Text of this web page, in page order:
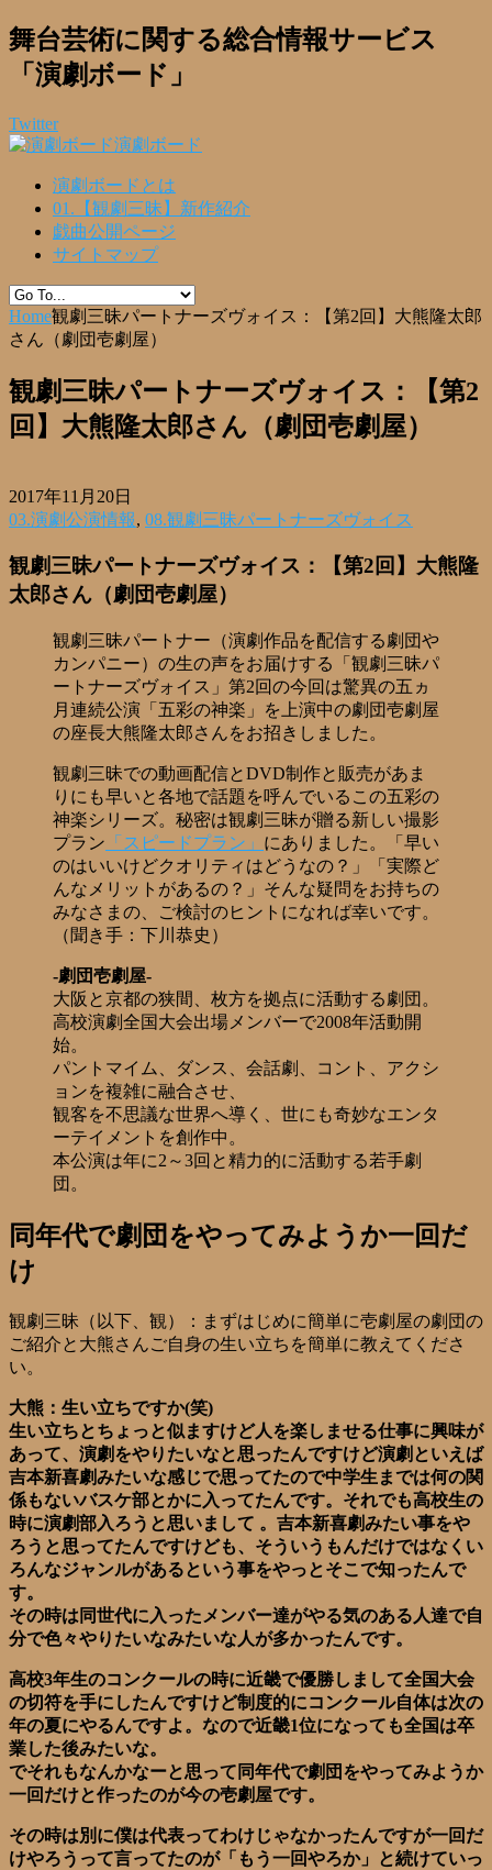
舞台芸術に関する総合情報サービス
「演劇ボード」
Twitter
演劇ボード
演劇ボードとは
01.【観劇三昧】新作紹介
戯曲公開ページ
サイトマップ
Home観劇三昧パートナーズヴォイス：【第2回】大熊隆太郎
さん（劇団壱劇屋）
観劇三昧パートナーズヴォイス：【第2
回】大熊隆太郎さん（劇団壱劇屋）
2017年11月20日
03.演劇公演情報, 08.観劇三昧パートナーズヴォイス
観劇三昧パートナーズヴォイス：【第2回】大熊隆
太郎さん（劇団壱劇屋）
観劇三昧パートナー（演劇作品を配信する劇団や
カンパニー）の生の声をお届けする「観劇三昧パ
ートナーズヴォイス」第2回の今回は驚異の五ヵ
月連続公演「五彩の神楽」を上演中の劇団壱劇屋
の座長大熊隆太郎さんをお招きしました。
観劇三昧での動画配信とDVD制作と販売があま
りにも早いと各地で話題を呼んでいるこの五彩の
神楽シリーズ。秘密は観劇三昧が贈る新しい撮影
プラン 「スピードプラン」 にありました。「早い
のはいいけどクオリティはどうなの？」「実際ど
んなメリットがあるの？」そんな疑問をお持ちの
みなさまの、ご検討のヒントになれば幸いです。
（聞き手：下川恭史）
-劇団壱劇屋-
大阪と京都の狭間、枚方を拠点に活動する劇団。
高校演劇全国大会出場メンバーで2008年活動開
始。
パントマイム、ダンス、会話劇、コント、アクシ
ョンを複雑に融合させ、
観客を不思議な世界へ導く、世にも奇妙なエンタ
ーテイメントを創作中。
本公演は年に2～3回と精力的に活動する若手劇
団。
同年代で劇団をやってみようか一回だ
け
観劇三昧（以下、観）：まずはじめに簡単に壱劇屋の劇団の
ご紹介と大熊さんご自身の生い立ちを簡単に教えてくださ
い。
大熊：生い立ちですか(笑)
生い立ちとちょっと似ますけど人を楽しませる仕事に興味が
あって、演劇をやりたいなと思ったんですけど演劇といえば
吉本新喜劇みたいな感じで思ってたので中学生までは何の関
係もないバスケ部とかに入ってたんです。それでも高校生の
時に演劇部入ろうと思いまして 。吉本新喜劇みたい事をや
ろうと思ってたんですけども、そういうもんだけではなくい
ろんなジャンルがあるという事をやっとそこで知ったんで
す。
その時は同世代に入ったメンバー達がやる気のある人達で自
分で色々やりたいなみたいな人が多かったんです。
高校3年生のコンクールの時に近畿で優勝しまして全国大会
の切符を手にしたんですけど制度的にコンクール自体は次の
年の夏にやるんですよ。なので近畿1位になっても全国は卒
業した後みたいな。
でそれもなんかなーと思って同年代で劇団をやってみようか
一回だけと作ったのが今の壱劇屋です。
その時は別に僕は代表ってわけじゃなかったんですが一回だ
けやろうって言ってたのが「もう一回やろか」と続けていっ